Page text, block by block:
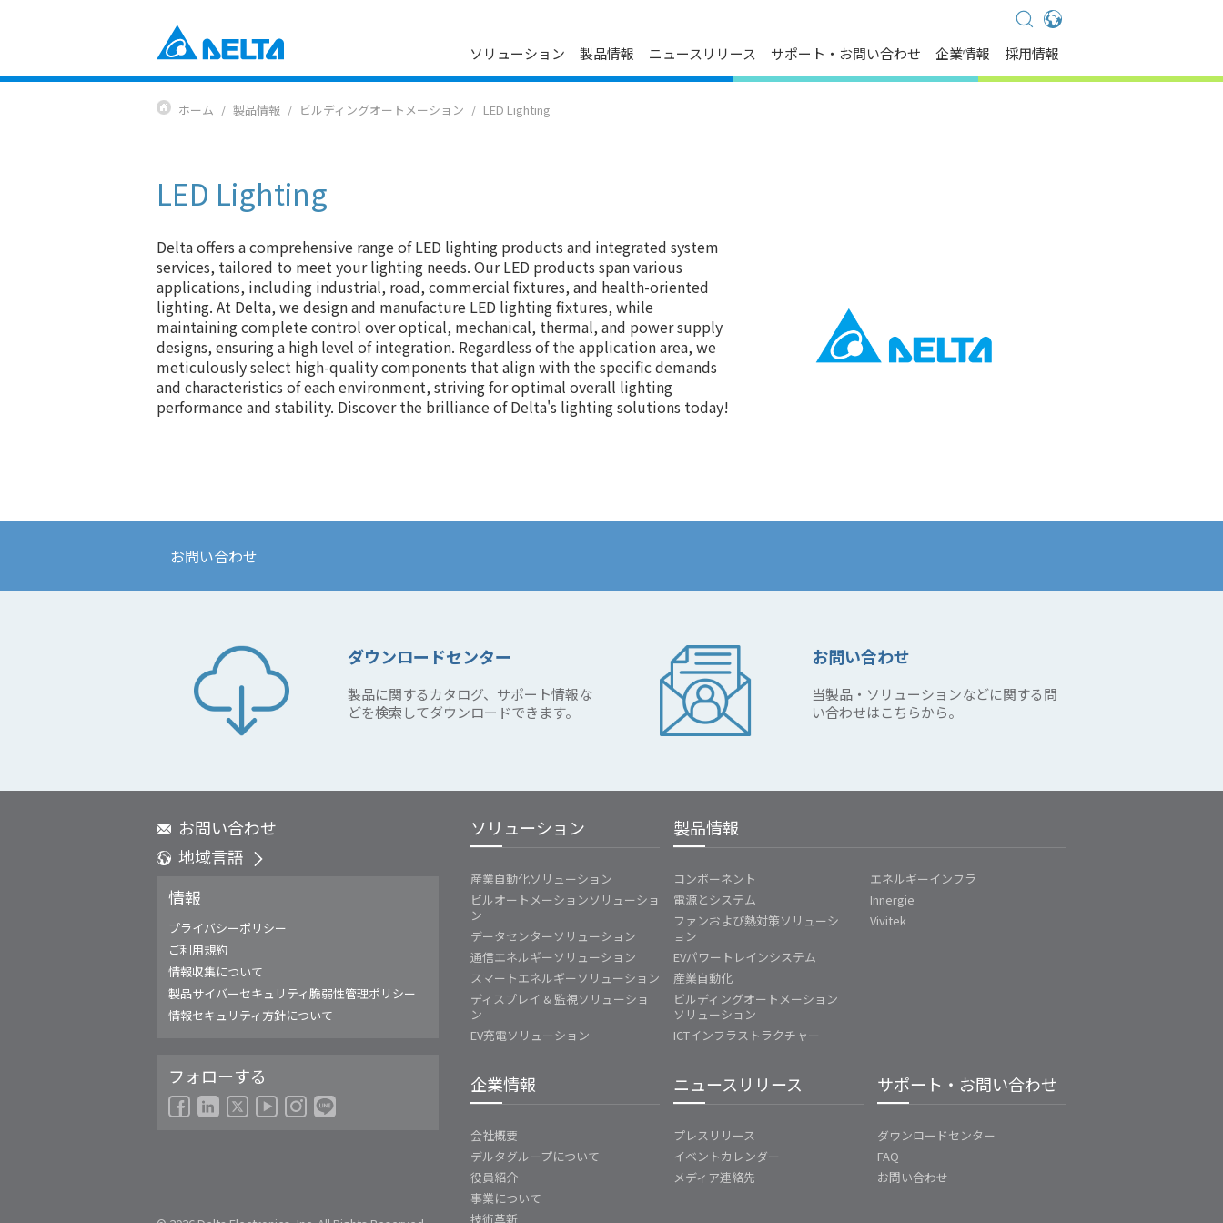
Global - English
Global - 繁體中文
Americas - English
Thailand - ไทย
ソリューション
産業自動化ソリューション
ビルオートメーションソリューション
スマートエネルギーソリューション
ディスプレイ・監視ソリューション
製品情報
Power Electronics
DCブラシレスファン＆ブロワー
EVパワートレインシステム
Automation
産業自動化
ビルディングオートメーション
Infrastructure
ICTインフラストラクチャー
エネルギーインフラ
ディスプレイソリューション
ニュースリリース
プレスリリース
イベントカレンダー
サポート・お問い合わせ
ダウンロードセンター
FAQ
企業情報
デルタグループについて
ESG
関連会社一覧
採用情報
ホーム 製品情報 ビルディングオートメーション LED Lighting
LED Lighting
Delta offers a comprehensive range of LED lighting products and integrated system
services, tailored to meet your lighting needs. Our LED products span various
applications, including industrial, road, commercial fixtures, and health-oriented
lighting. At Delta, we design and manufacture LED lighting fixtures, while
maintaining complete control over optical, mechanical, thermal, and power supply
designs, ensuring a high level of integration. Regardless of the application area, we
meticulously select high-quality components that align with the specific demands
and characteristics of each environment, striving for optimal overall lighting
performance and stability. Discover the brilliance of Delta's lighting solutions today!
お問い合わせ
ダウンロードセンター
製品に関するカタログ、サポート情報な
どを検索してダウンロードできます。
お問い合わせ
当製品・ソリューションなどに関する問
い合わせはこちらから。
お問い合わせ
地域言語
Global - 繁體中文
Americas - English
Australia - English
China - 简体中文
EMEA - English
EMEA - Deutsch
India - English
Japan - 日本語
Korea - 한국어
情報
プライバシーポリシー
ご利用規約
情報収集について
製品サイバーセキュリティ脆弱性管理ポリシー
情報セキュリティ方針について
フォローする
ソリューション
産業自動化ソリューション
ビルオートメーションソリューショ
ン
データセンターソリューション
通信エネルギーソリューション
スマートエネルギーソリューション
ディスプレイ & 監視ソリューショ
ン
EV充電ソリューション
製品情報
コンポーネント
電源とシステム
ファンおよび熱対策ソリューシ
ョン
EVパワートレインシステム
産業自動化
ビルディングオートメーション
ソリューション
ICTインフラストラクチャー
エネルギーインフラ
Innergie
Vivitek
企業情報
会社概要
デルタグループについて
役員紹介
事業について
技術革新
ニュースリリース
プレスリリース
イベントカレンダー
メディア連絡先
サポート・お問い合わせ
ダウンロードセンター
FAQ
お問い合わせ